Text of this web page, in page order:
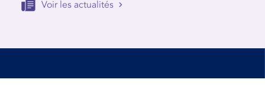
Voir les actualités